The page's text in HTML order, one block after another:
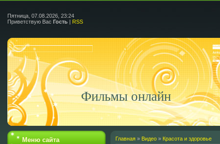
Пятница, 07.08.2026, 23:24
Приветствую Вас Гость | RSS
Фильмы онлайн
Меню сайта Главная » Видео » Красота и здоровье